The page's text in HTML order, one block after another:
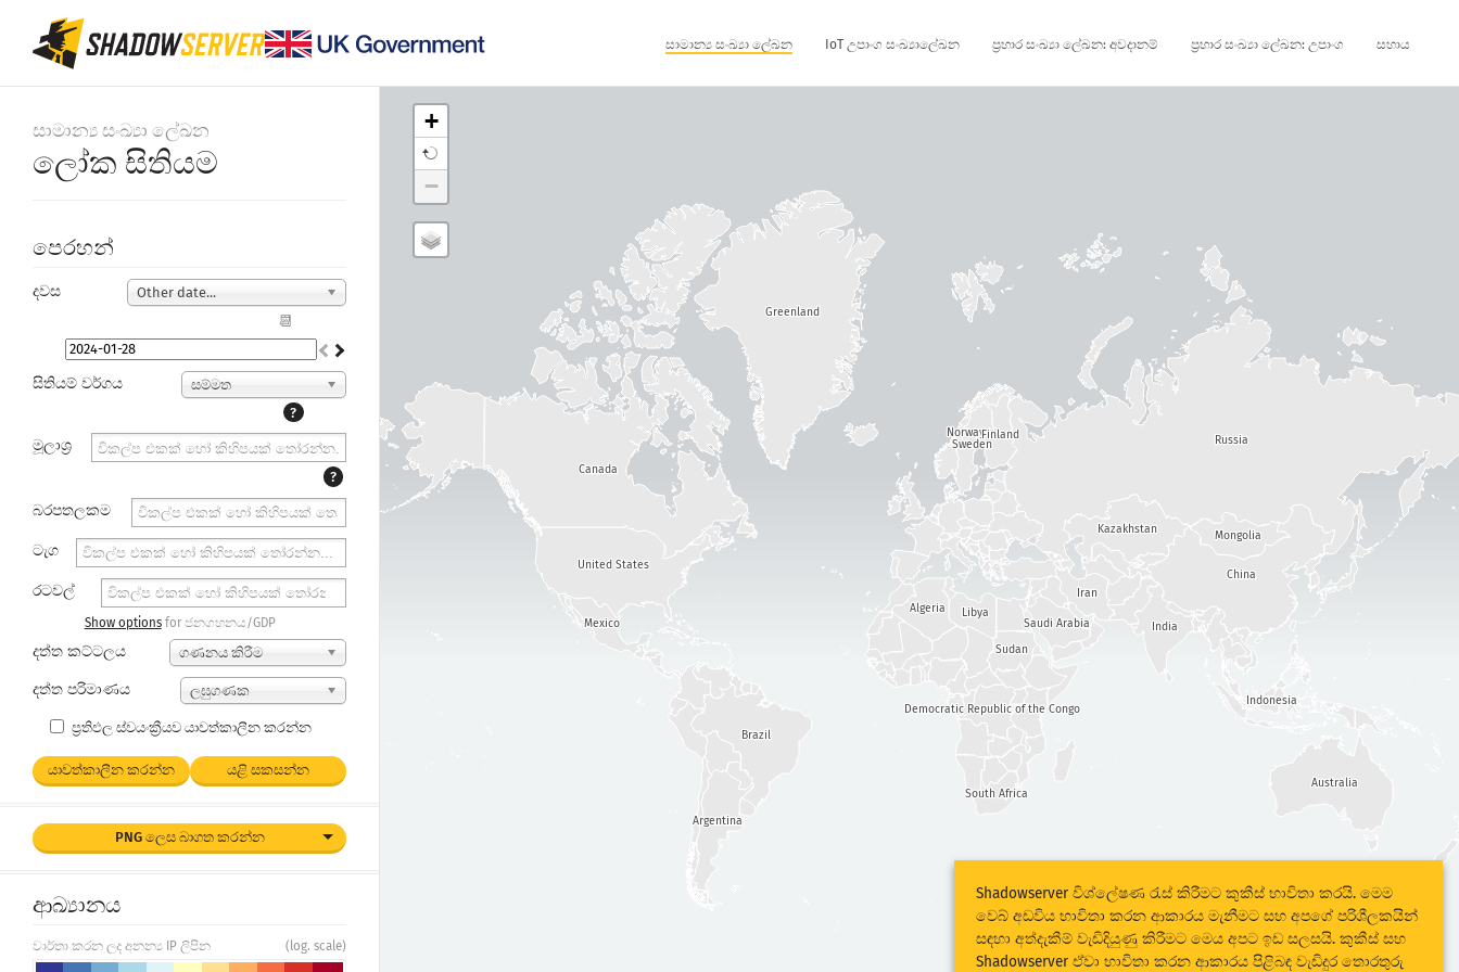
සාමාන්‍ය සංඛ්‍යා ලේඛන IoT උපාංග සංඛ්‍යාලේඛන ප්‍රහාර සංඛ්‍යා ලේඛන: අවදානම් ප්‍රහාර සංඛ්‍යා ලේඛන: උපාංග සහාය
සාමාන්‍ය සංඛ්‍යා ලේඛන
ලෝක සිතියම
පෙරහන්
දවස Other date...
📆
සිතියම් වර්ගය
සම්මත
?
මූලාශ්‍ර
?
බරපතලකම
ටැග
රටවල්
Show optionsfor ජනගහනය/GDP
දත්ත කට්ටලය ගණනය කිරීම
දත්ත පරිමාණය ලඝුගණක
ප්‍රතිඵල ස්වයංක්‍රීයව යාවත්කාලීන කරන්න
යාවත්කාලීන කරන්න යළි සකසන්න
PNG ලෙස බාගත කරන්න
ආඛ්‍යානය
වාර්තා කරන ලද අනන්‍ය IP ලිපින (log. scale)
Indonesia
Argentina
India
China
Democratic Republic of the Congo
South Africa
Kazakhstan
Brazil
Mongolia
Russia
Norway
Sweden
Finland
Libya
Sudan
Iran
Saudi Arabia
Algeria
United States
Canada
Mexico
Australia
Greenland
+
−
Shadowserver විශ්ලේෂණ රැස් කිරීමට කුකීස් භාවිතා කරයි. මෙම
වෙබ් අඩවිය භාවිතා කරන ආකාරය මැනීමට සහ අපගේ පරිශීලකයින්
සඳහා අත්දැකීම් වැඩිදියුණු කිරීමට මෙය අපට ඉඩ සලසයි. කුකීස් සහ
Shadowserver ඒවා භාවිතා කරන ආකාරය පිළිබඳ වැඩිදුර තොරතුරු